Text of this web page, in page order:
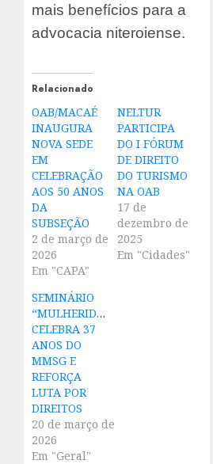
mais benefícios para a
advocacia niteroiense.
Relacionado
OAB/MACAÉ
INAUGURA
NOVA SEDE
EM
CELEBRAÇÃO
AOS 50 ANOS
DA
SUBSEÇÃO
2 de março de
2026
Em "CAPA"
NELTUR
PARTICIPA
DO I FÓRUM
DE DIREITO
DO TURISMO
NA OAB
17 de
dezembro de
2025
Em "Cidades"
SEMINÁRIO
“MULHERIDADES”
CELEBRA 37
ANOS DO
MMSG E
REFORÇA
LUTA POR
DIREITOS
20 de março de
2026
Em "Geral"